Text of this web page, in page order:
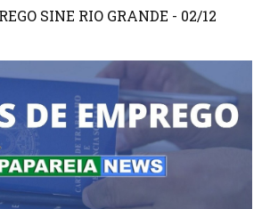
SINE RIO GRANDE - 02/12